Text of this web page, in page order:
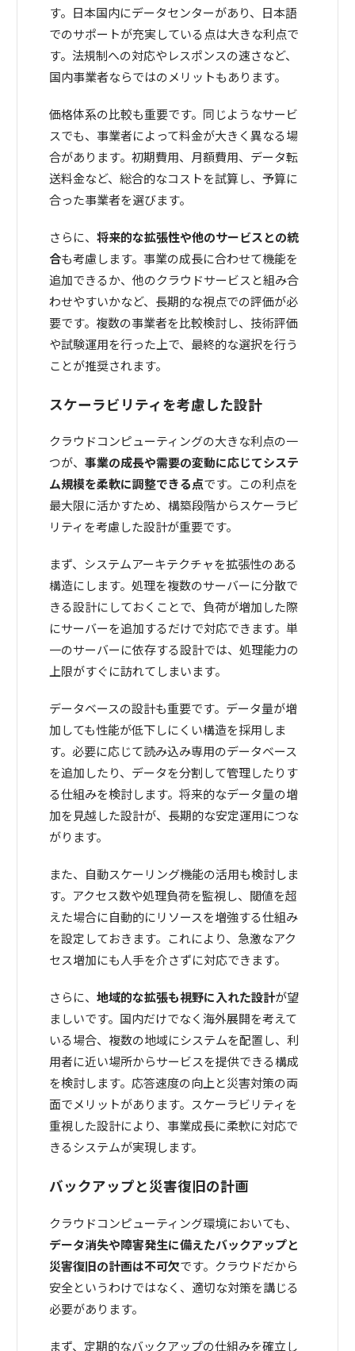
す。日本国内にデータセンターがあり、日本語
でのサポートが充実している点は大きな利点で
す。法規制への対応やレスポンスの速さなど、
国内事業者ならではのメリットもあります。
価格体系の比較も重要です。同じようなサービ
スでも、事業者によって料金が大きく異なる場
合があります。初期費用、月額費用、データ転
送料金など、総合的なコストを試算し、予算に
合った事業者を選びます。
さらに、将来的な拡張性や他のサービスとの統
合も考慮します。事業の成長に合わせて機能を
追加できるか、他のクラウドサービスと組み合
わせやすいかなど、長期的な視点での評価が必
要です。複数の事業者を比較検討し、技術評価
や試験運用を行った上で、最終的な選択を行う
ことが推奨されます。
スケーラビリティを考慮した設計
クラウドコンピューティングの大きな利点の一
つが、事業の成長や需要の変動に応じてシステ
ム規模を柔軟に調整できる点です。この利点を
最大限に活かすため、構築段階からスケーラビ
リティを考慮した設計が重要です。
まず、システムアーキテクチャを拡張性のある
構造にします。処理を複数のサーバーに分散で
きる設計にしておくことで、負荷が増加した際
にサーバーを追加するだけで対応できます。単
一のサーバーに依存する設計では、処理能力の
上限がすぐに訪れてしまいます。
データベースの設計も重要です。データ量が増
加しても性能が低下しにくい構造を採用しま
す。必要に応じて読み込み専用のデータベース
を追加したり、データを分割して管理したりす
る仕組みを検討します。将来的なデータ量の増
加を見越した設計が、長期的な安定運用につな
がります。
また、自動スケーリング機能の活用も検討しま
す。アクセス数や処理負荷を監視し、閾値を超
えた場合に自動的にリソースを増強する仕組み
を設定しておきます。これにより、急激なアク
セス増加にも人手を介さずに対応できます。
さらに、地域的な拡張も視野に入れた設計が望
ましいです。国内だけでなく海外展開を考えて
いる場合、複数の地域にシステムを配置し、利
用者に近い場所からサービスを提供できる構成
を検討します。応答速度の向上と災害対策の両
面でメリットがあります。スケーラビリティを
重視した設計により、事業成長に柔軟に対応で
きるシステムが実現します。
バックアップと災害復旧の計画
クラウドコンピューティング環境においても、
データ消失や障害発生に備えたバックアップと
災害復旧の計画は不可欠です。クラウドだから
安全というわけではなく、適切な対策を講じる
必要があります。
まず、定期的なバックアップの仕組みを確立し